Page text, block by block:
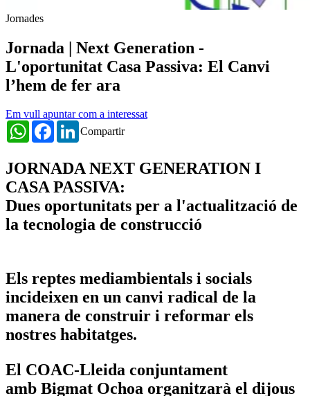
Jornades
Jornada | Next Generation -
L'oportunitat Casa Passiva: El Canvi
l’hem de fer ara
Em vull apuntar com a interessat
Compartir
WhatsAppFacebookLinkedIn
JORNADA NEXT GENERATION I
CASA PASSIVA:
Dues oportunitats per a l'actualització de
la tecnologia de construcció
Els reptes mediambientals i socials
incideixen en un canvi radical de la
manera de construir i reformar els
nostres habitatges.
El COAC-Lleida conjuntament
amb Bigmat Ochoa organitzarà el dijous